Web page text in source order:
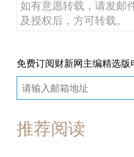
如有意愿转载，请发邮
及授权后，方可转载。
免费订阅财新网主编精选版
推荐阅读